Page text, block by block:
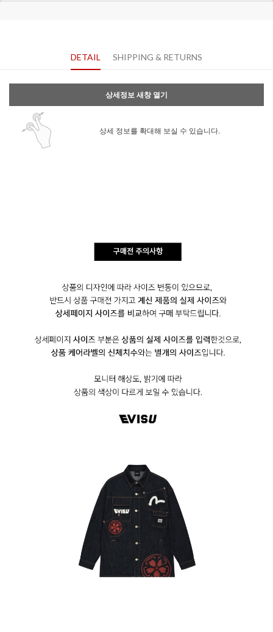
DETAIL SHIPPING & RETURNS
상세정보 새창 열기
상세 정보를 확대해 보실 수 있습니다.